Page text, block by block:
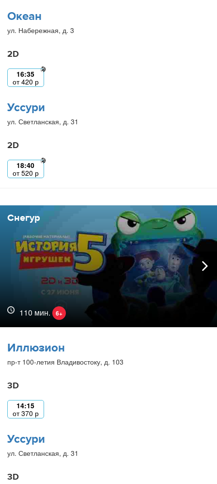
Океан
ул. Набережная, д. 3
2D
16:35
от420 р
Уссури
ул. Светланская, д. 31
2D
18:40
от520 р
Снегур
110 мин. 6+
Иллюзион
пр-т 100-летия Владивостоку, д. 103
3D
14:15
от370 р
Уссури
ул. Светланская, д. 31
3D